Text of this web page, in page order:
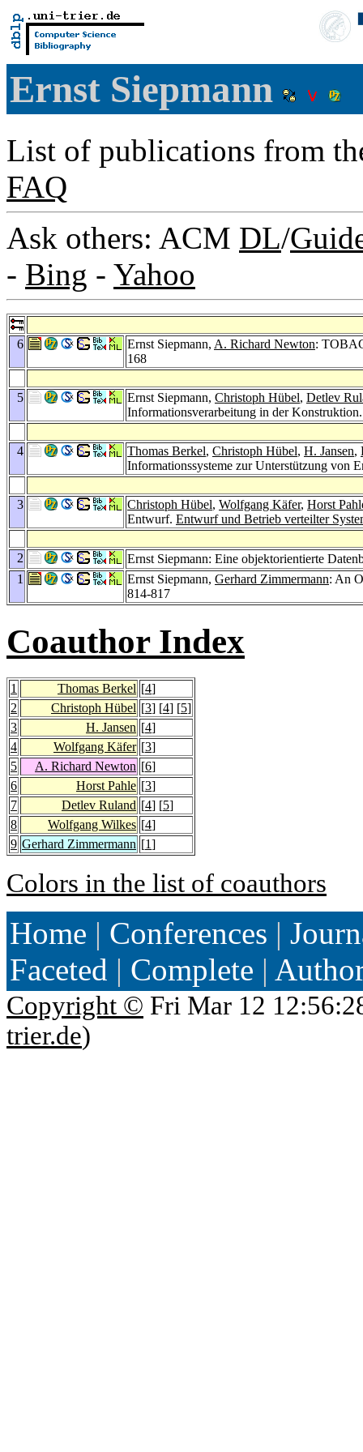
Ernst Siepmann
List of publications from
FAQ
Ask others: ACM DL/
- Bing - Yahoo
6 Ernst Siepmann, A. Richard Newton:
168
5 Ernst Siepmann, Christoph Hübel, Detlev
Informationsverarbeitung in der
4 Thomas Berkel, Christoph Hübel, H. Jansen,
Informationssysteme zur Unterstützung von
3 Christoph Hübel, Wolfgang Käfer, Horst
Entwurf. Entwurf und Betrieb verteilter
2
Ernst Siepmann: Eine objektorientierte
1
Ernst Siepmann, Gerhard Zimmermann: An
814-817
Coauthor Index
1 Thomas Berkel [4]
2
Christoph Hübel [3] [4] [5]
3
H. Jansen [4]
4
Wolfgang Käfer [3]
5
A. Richard Newton [6]
6
Horst Pahle [3]
7
Detlev Ruland [4] [5]
8
Wolfgang Wilkes [4]
9 Gerhard Zimmermann [1]
Colors in the list of coauthors
Home | Conferences |
Faceted | Complete |
Copyright © Fri Mar 12
trier.de)